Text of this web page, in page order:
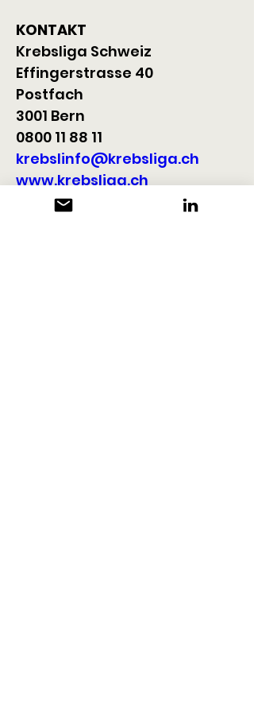
KONTAKT
Krebsliga Schweiz
Effingerstrasse 40
Postfach
3001 Bern
0800 11 88 11
krebslinfo@krebsliga.ch
www.krebsliga.ch